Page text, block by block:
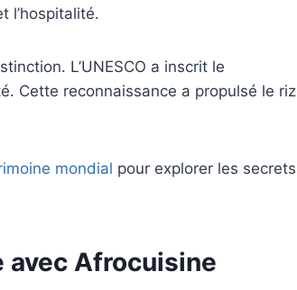
l’hospitalité.
L’UNESCO a inscrit le
Cette reconnaissance a propulsé le riz
mondial pour explorer les secrets
avec Afrocuisine